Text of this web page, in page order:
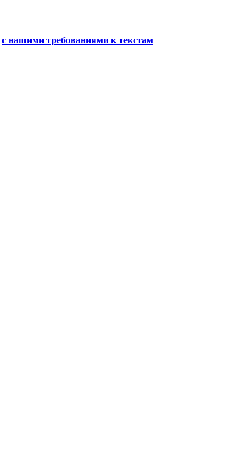
с нашими требованиями к текстам